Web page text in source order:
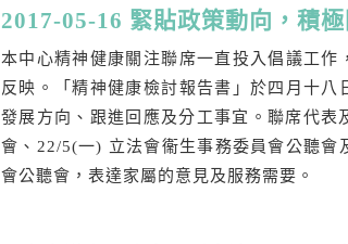
2017-05-16 緊貼政策動向，積
本中心精神健康關注聯席一直投入倡議工
反映。「精神健康檢討報告書」於四月十
發展方向、跟進回應及分工事宜。聯席代
會、22/5(一) 立法會衞生事務委員會公聽
會公聽會，表達家屬的意見及服務需要。